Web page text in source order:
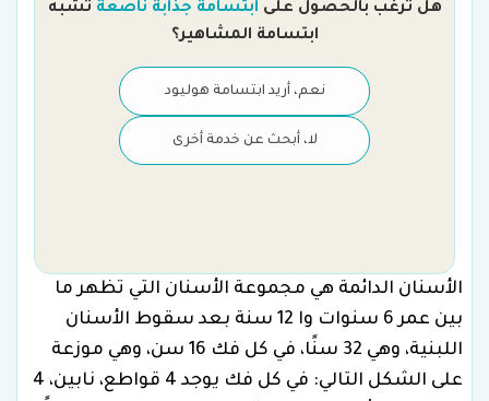
هل ترغب بالحصول على ابتسامة جذابة ناصعة تشبه
ابتسامة المشاهير؟
نعم، أريد ابتسامة هوليود
لا، أبحث عن خدمة أخرى
الأسنان الدائمة هي مجموعة الأسنان التي تظهر ما
بين عمر 6 سنوات وا 12 سنة بعد سقوط الأسنان
اللبنية، وهي 32 سنًا، في كل فك 16 سن، وهي موزعة
على الشكل التالي: في كل فك يوجد 4 قواطع، نابين، 4